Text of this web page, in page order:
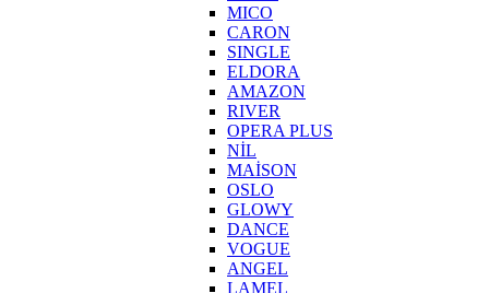
MICO
CARON
SINGLE
ELDORA
AMAZON
RIVER
OPERA PLUS
NİL
MAİSON
OSLO
GLOWY
DANCE
VOGUE
ANGEL
LAMEL